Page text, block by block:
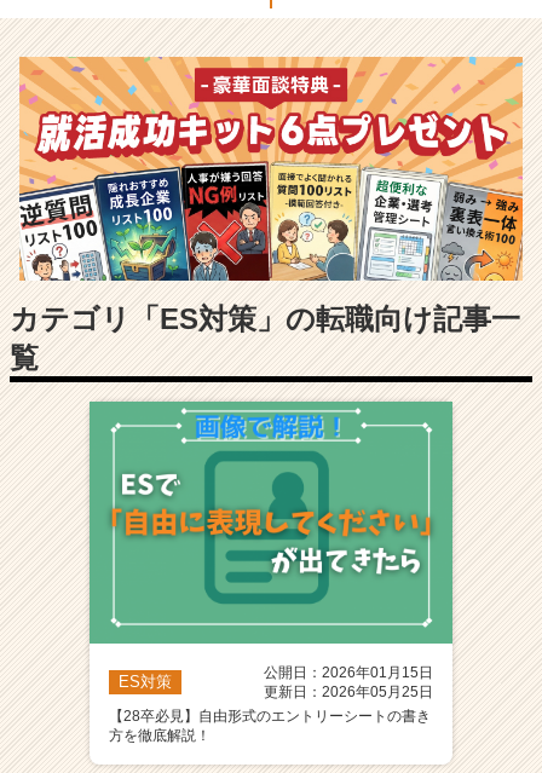
ベ
ン
チ
ャ
ー・
成
長
企
業
か
ら
ス
ウ
ト
が
届
就
活
イ
チ
ャ
リ
ア
カテゴリ「ES対策」の転職向け記事一
覧
ES対策
公開日：2026年01月15日
更新日：2026年05月25日
【28卒必見】自由形式のエントリーシートの書き
方を徹底解説！